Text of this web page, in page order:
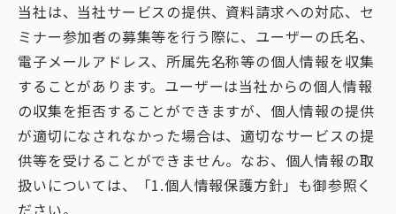
当社は、当社サービスの提供、資料請求への対応、セ
ミナー参加者の募集等を行う際に、ユーザーの氏名、
電子メールアドレス、所属先名称等の個人情報を収集
することがあります。ユーザーは当社からの個人情報
の収集を拒否することができますが、個人情報の提供
が適切になされなかった場合は、適切なサービスの提
供等を受けることができません。なお、個人情報の取
扱いについては、「1.個人情報保護方針」も御参照く
ださい。